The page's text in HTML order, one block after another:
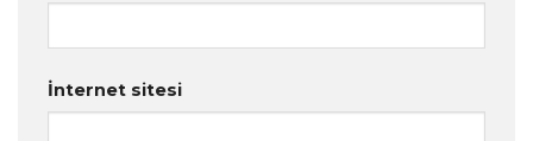
İnternet sitesi